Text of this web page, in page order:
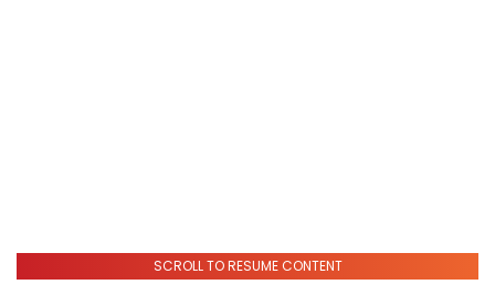
SCROLL TO RESUME CONTENT